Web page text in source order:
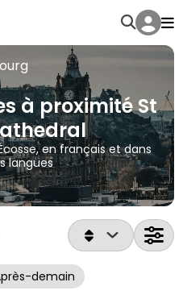
à proximité St
en français et dans
langues
demain